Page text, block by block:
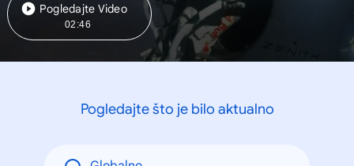
Pogledajte Video
02:46
Pogledajte što je bilo aktualno